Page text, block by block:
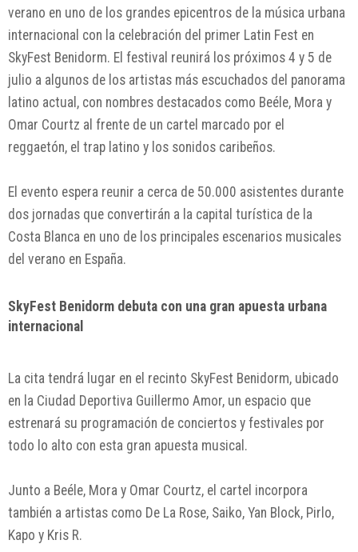
verano en uno de los grandes epicentros de la música urbana
internacional con la celebración del primer Latin Fest en
SkyFest Benidorm. El festival reunirá los próximos 4 y 5 de
julio a algunos de los artistas más escuchados del panorama
latino actual, con nombres destacados como Beéle, Mora y
Omar Courtz al frente de un cartel marcado por el
reggaetón, el trap latino y los sonidos caribeños.
El evento espera reunir a cerca de 50.000 asistentes durante
dos jornadas que convertirán a la capital turística de la
Costa Blanca en uno de los principales escenarios musicales
del verano en España.
SkyFest Benidorm debuta con una gran apuesta urbana
internacional
La cita tendrá lugar en el recinto SkyFest Benidorm, ubicado
en la Ciudad Deportiva Guillermo Amor, un espacio que
estrenará su programación de conciertos y festivales por
todo lo alto con esta gran apuesta musical.
Junto a Beéle, Mora y Omar Courtz, el cartel incorpora
también a artistas como De La Rose, Saiko, Yan Block, Pirlo,
Kapo y Kris R.